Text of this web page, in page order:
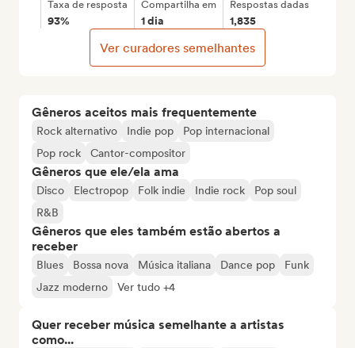
Gêneros aceitos mais frequentemente
Rock alternativo Indie pop
Pop internacional
Pop rock
Cantor-compositor
Gêneros que ele/ela ama
Disco Electropop Folk indie Indie rock
Pop soul
R&B
Gêneros que eles também estão abertos a
receber
Blues Bossa nova Música italiana Dance pop
Funk
Jazz moderno
Ver tudo +4
Quer receber música semelhante a artistas
como...
Taxa de resposta
93%
Compartilha em
1 dia
Respostas dadas
1,835
Ver curadores semelhantes